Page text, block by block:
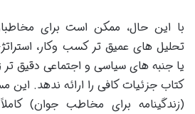
با این حال، ممکن است برای
تحلیل های عمیق تر کسب وکار،
یا جنبه های سیاسی و اجتماعی دقیق
کتاب جزئیات کافی را ارائه ندهد. این
(زندگینامه برای مخاطب جوان)